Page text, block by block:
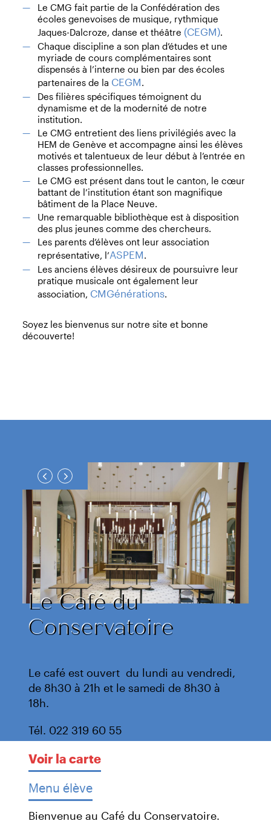
Le CMG fait partie de la Confédération des
écoles genevoises de musique, rythmique
Jaques-Dalcroze, danse et théâtre (CEGM)
Chaque discipline a son plan d’études et une
myriade de cours complémentaires sont
dispensés à l’interne ou bien par des écoles
partenaires de la CEGM
Des filières spécifiques témoignent du
dynamisme et de la modernité de notre
institution.
Le CMG entretient des liens privilégiés avec la
HEM de Genève et accompagne ainsi les élèves
motivés et talentueux de leurdébut à l’entrée en
classes professionnelles.
Le CMG est présent dans tout le canton, le cœur
battant de l’institution étant son magnifique
bâtiment de la Place Neuve.
Une remarquable bibliothèque est à disposition
des plus jeunes comme des chercheurs.
Les parents d’élèves ont leur association
représentative, l’ASPEM
Les anciens élèves désireux de poursuivre leur
pratique musicale ont également leur
association, CMGénérations
Soyez les bienvenus sur notre site et bonne
découverte!
Le Café du
Conservatoire
Le café est ouvert du lundi au vendredi,
de 8h30 à 21h et le samedi de 8h30 à
18h.
Tél. 022 319 60 55
Voir la carte
Menu élève
Bienvenue au Café du Conservatoire.